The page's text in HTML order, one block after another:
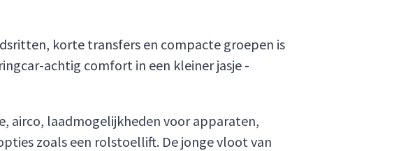
korte transfers en compacte groepen is
achtig comfort in een kleiner jasje -
airco, laadmogelijkheden voor apparaten,
zoals een rolstoellift. De jonge vloot van